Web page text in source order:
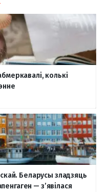
колькі
Беларусы зладзяць
— з’явілася